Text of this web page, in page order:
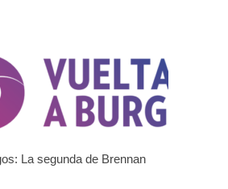
La segunda de Brennan